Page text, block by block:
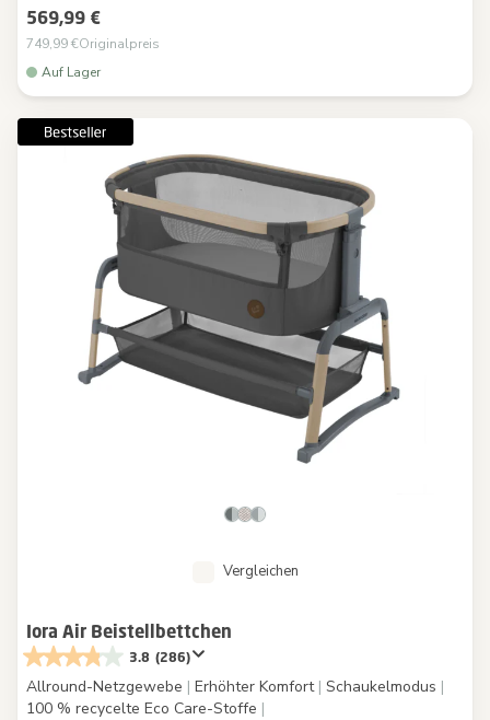
569,99 €
749,99 €Originalpreis
Auf Lager
Vergleichen
Iora Air Beistellbettchen
3.8 (286)
Allround-Netzgewebe | Erhöhter Komfort | Schaukelmodus |
100 % recycelte Eco Care-Stoffe |